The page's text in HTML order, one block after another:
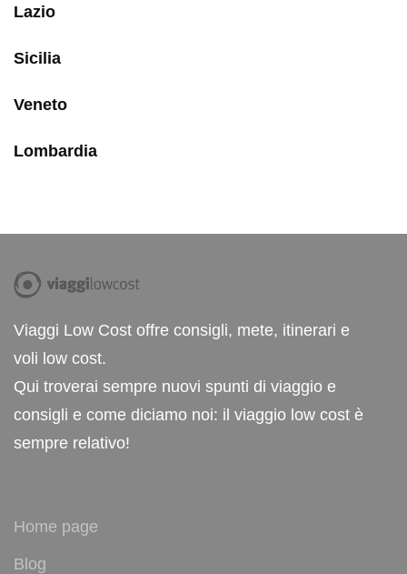
Lazio
Sicilia
Veneto
Lombardia
Viaggi Low Cost offre consigli, mete, itinerari e
voli low cost.
Qui troverai sempre nuovi spunti di viaggio e
consigli e come diciamo noi: il viaggio low cost è
sempre relativo!
Home page
Blog